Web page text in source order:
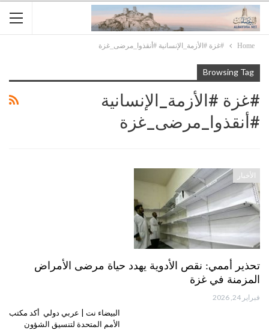
Home #غزة #الأزمة_الإنسانية #أنقذوا_مرضى_غزة
Browsing Tag
#غزة #الأزمة_الإنسانية
#أنقذوا_مرضى_غزة
الأخبار
تحذير أممي: نقص الأدوية يهدد حياة مرضى الأمراض
المزمنة في غزة
فبراير 24, 2026
البيضاء نت | عربي دولي أكد مكتب
الأمم المتحدة لتنسيق الشؤون